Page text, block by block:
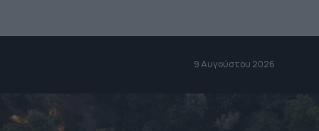
9 Αυγούστου 2026